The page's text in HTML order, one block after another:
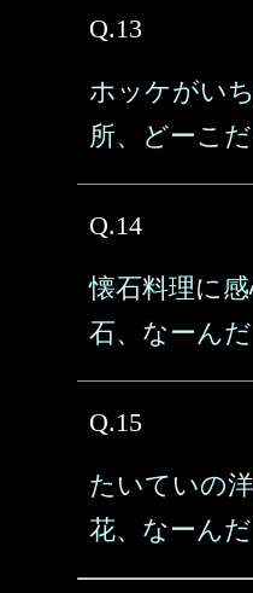
Q.13
ホッケがい
所、どーこだ
Q.14
懐石料理に
石、なーんだ
Q.15
たいていの
花、なーんだ